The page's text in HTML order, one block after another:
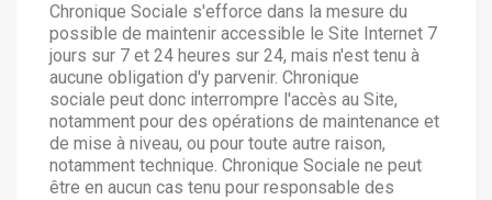
Chronique Sociale s'efforce dans la mesure du
possible de maintenir accessible le Site Internet 7
jours sur 7 et 24 heures sur 24, mais n'est tenu à
aucune obligation d'y parvenir. Chronique
sociale peut donc interrompre l'accès au Site,
notamment pour des opérations de maintenance et
de mise à niveau, ou pour toute autre raison,
notamment technique. Chronique Sociale ne peut
être en aucun cas tenu pour responsable des